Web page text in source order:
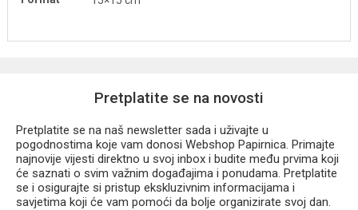
Pretplatite se na novosti
Pretplatite se na naš newsletter sada i uživajte u
pogodnostima koje vam donosi Webshop Papirnica. Primajte
najnovije vijesti direktno u svoj inbox i budite među prvima koji
će saznati o svim važnim događajima i ponudama. Pretplatite
se i osigurajte si pristup ekskluzivnim informacijama i
savjetima koji će vam pomoći da bolje organizirate svoj dan.